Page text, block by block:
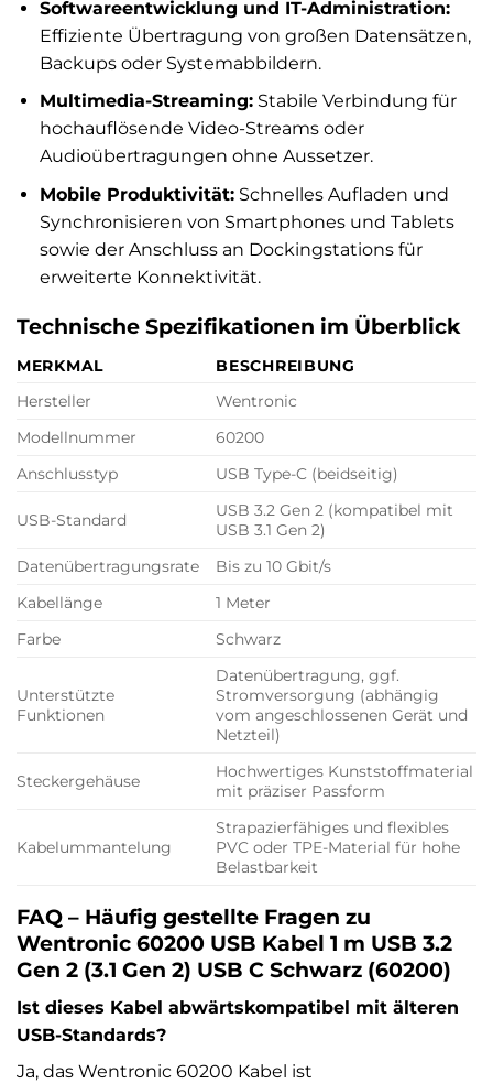
Softwareentwicklung und IT-Administration:
Effiziente Übertragung von großen Datensätzen,
Backups oder Systemabbildern.
Multimedia-Streaming:Stabile Verbindung für
hochauflösende Video-Streams oder
Audioübertragungen ohne Aussetzer.
Mobile Produktivität:Schnelles Aufladen und
Synchronisieren von Smartphones und Tablets
sowie der Anschluss an Dockingstations für
erweiterte Konnektivität.
Technische Spezifikationen im Überblick
MERKMAL
BESCHREIBUNG
Hersteller
Wentronic
Modellnummer
60200
Anschlusstyp
USB Type-C (beidseitig)
USB-Standard
USB 3.2 Gen 2 (kompatibel mit
USB 3.1 Gen 2)
Datenübertragungsrate
Bis zu 10 Gbit/s
Kabellänge
1 Meter
Farbe
Schwarz
Unterstützte
Funktionen
Datenübertragung, ggf.
Stromversorgung (abhängig
vom angeschlossenen Gerät und
Netzteil)
Steckergehäuse
Hochwertiges Kunststoffmaterial
mit präziser Passform
Kabelummantelung
Strapazierfähiges und flexibles
PVC oder TPE-Material für hohe
Belastbarkeit
FAQ – Häufig gestellte Fragen zu
Wentronic 60200 USB Kabel 1 m USB 3.2
Gen 2 (3.1 Gen 2) USB C Schwarz (60200)
Ist dieses Kabel abwärtskompatibel mit älteren
USB-Standards?
Ja, das Wentronic 60200 Kabel ist